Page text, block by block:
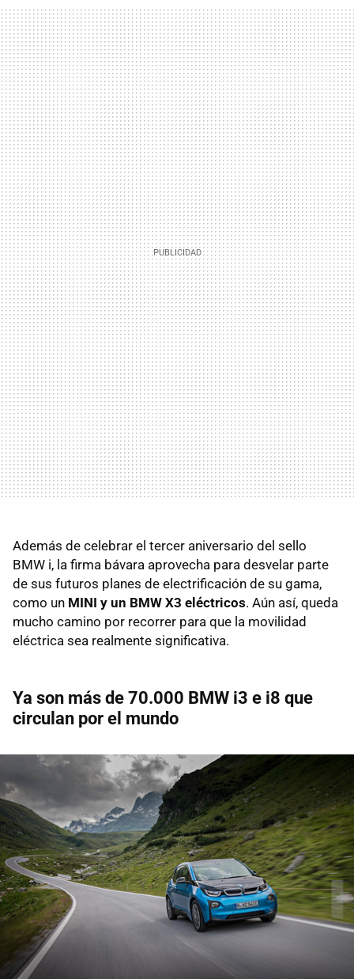
Además de celebrar el tercer aniversario del sello
BMW i, la firma bávara aprovecha para desvelar parte
de sus futuros planes de electrificación de su gama,
como un MINI y un BMW X3 eléctricos. Aún así, queda
mucho camino por recorrer para que la movilidad
eléctrica sea realmente significativa.
Ya son más de 70.000 BMW i3 e i8 que
circulan por el mundo